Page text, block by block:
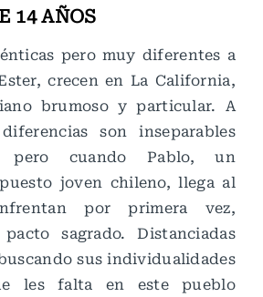
14 AÑOS
pero muy diferentes a
crecen en La California,
brumoso y particular. A
son inseparables
pero cuando Pablo, un
joven chileno, llega al
por primera vez,
sagrado. Distanciadas
sus individualidades
les falta en este pueblo